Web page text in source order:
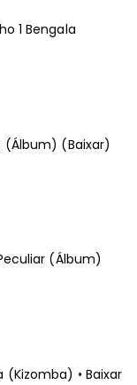
1 Bengala
(Álbum) (Baixar)
(Álbum)
(Kizomba) • Baixar